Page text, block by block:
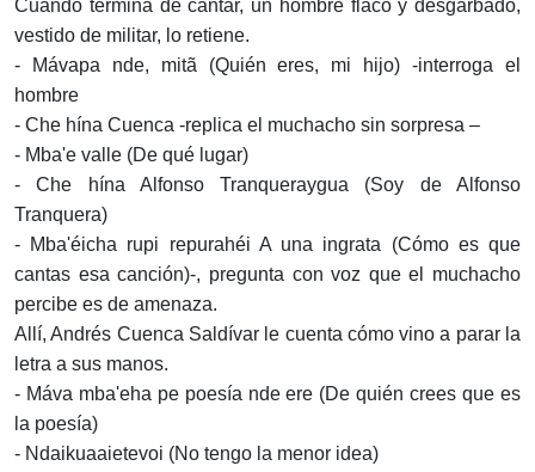
Cuando termina de cantar, un hombre flaco y desgarbado,
vestido de militar, lo retiene.
- Mávapa nde, mitã (Quién eres, mi hijo) -interroga el
hombre
- Che hína Cuenca -replica el muchacho sin sorpresa –
- Mba'e valle (De qué lugar)
- Che hína Alfonso Tranqueraygua (Soy de Alfonso
Tranquera)
- Mba'éicha rupi repurahéi A una ingrata (Cómo es que
cantas esa canción)-, pregunta con voz que el muchacho
percibe es de amenaza.
Allí, Andrés Cuenca Saldívar le cuenta cómo vino a parar la
letra a sus manos.
- Máva mba'eha pe poesía nde ere (De quién crees que es
la poesía)
- Ndaikuaaietevoi (No tengo la menor idea)